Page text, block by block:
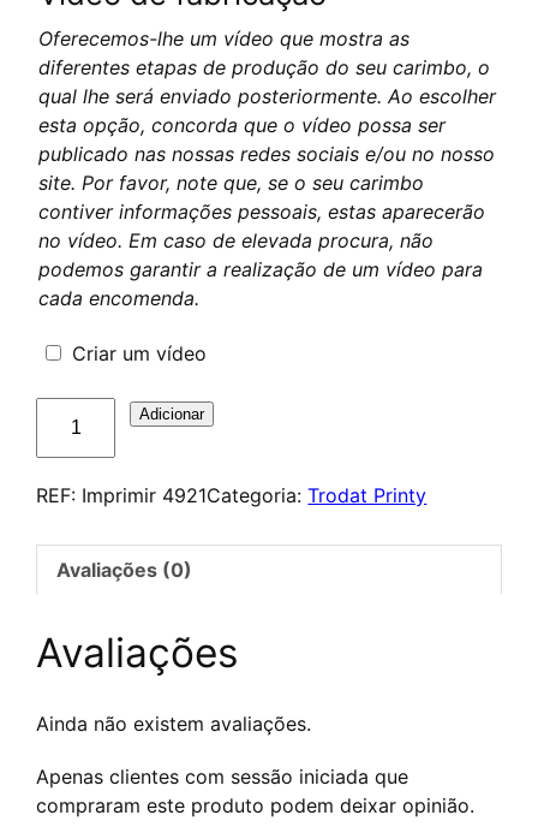
Oferecemos-lhe um vídeo que mostra as
diferentes etapas de produção do seu carimbo, o
qual lhe será enviado posteriormente. Ao escolher
esta opção, concorda que o vídeo possa ser
publicado nas nossas redes sociais e/ou no nosso
site. Por favor, note que, se o seu carimbo
contiver informações pessoais, estas aparecerão
no vídeo. Em caso de elevada procura, não
podemos garantir a realização de um vídeo para
cada encomenda.
Criar um vídeo
Quantidade
Printy
Adicionar
REF: Imprimir 4921Categoria:Trodat Printy
Avaliações (0)
Avaliações
Ainda não existem avaliações.
Apenas clientes com sessão iniciada que
compraram este produto podem deixar opinião.